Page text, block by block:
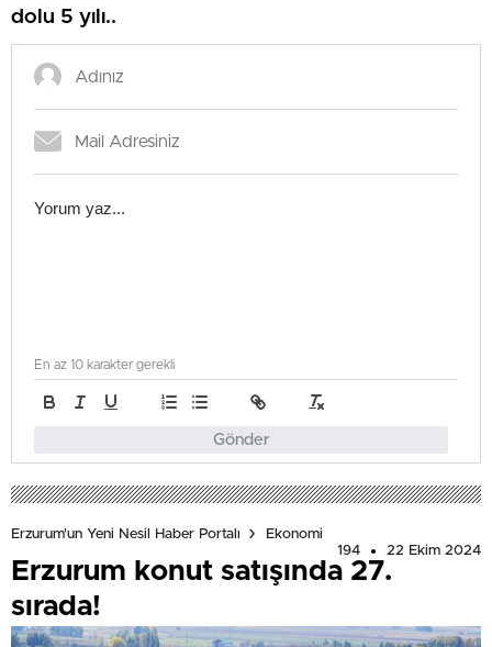
dolu 5 yılı..
Gönder
En az 10 karakter gerekli
Erzurum'un Yeni Nesil Haber Portalı
Ekonomi
194
22 Ekim 2024
Erzurum konut satışında 27.
sırada!